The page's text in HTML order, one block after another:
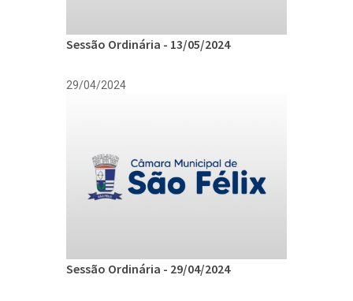
Sessão Ordinária - 13/05/2024
29/04/2024
Sessão Ordinária - 29/04/2024